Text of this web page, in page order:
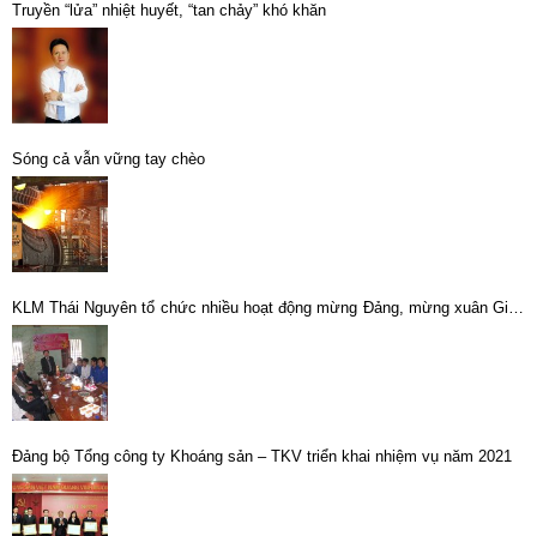
Truyền “lửa” nhiệt huyết, “tan chảy” khó khăn
Sóng cả vẫn vững tay chèo
KLM Thái Nguyên tổ chức nhiều hoạt động mừng Đảng, mừng xuân Giáp
Ngọ 2014
Đảng bộ Tổng công ty Khoáng sản – TKV triển khai nhiệm vụ năm 2021